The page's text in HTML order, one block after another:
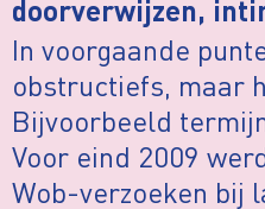
doorverwijzen,
In voorgaande
obstructiefs, maar
Bijvoorbeeld
Voor eind 2009
Wob-verzoeken bij